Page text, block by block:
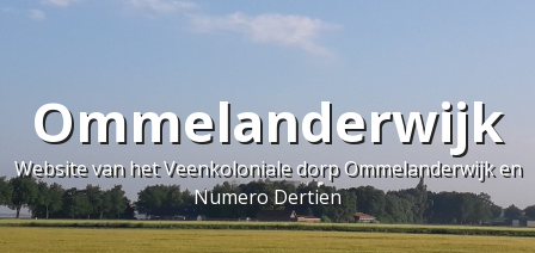
inhoudOmmelanderwijk
Website van het Veenkoloniale dorp Ommelanderwijk en
Numero Dertien